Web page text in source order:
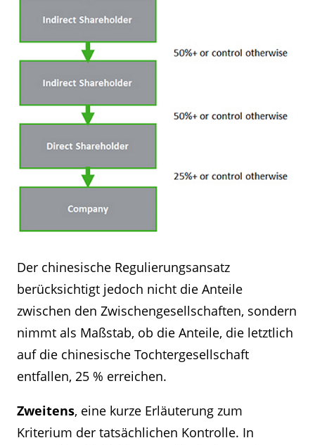
Der chinesische Regulierungsansatz
berücksichtigt jedoch nicht die Anteile
zwischen den Zwischengesellschaften, sondern
nimmt als Maßstab, ob die Anteile, die letztlich
auf die chinesische Tochtergesellschaft
entfallen, 25 % erreichen.
Zweitens, eine kurze Erläuterung zum
Kriterium der tatsächlichen Kontrolle. In